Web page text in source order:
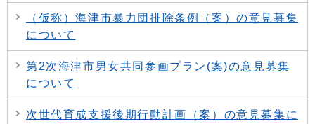
（仮称）海津市暴力団排除条例（案）の意見募集
について
第2次海津市男女共同参画プラン(案)の意見募集
について
次世代育成支援後期行動計画（案）の意見募集に